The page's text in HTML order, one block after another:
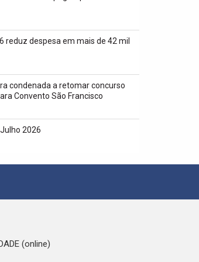
reduz despesa em mais de 42 mil
condenada a retomar concurso
Convento São Francisco
2026
(online)